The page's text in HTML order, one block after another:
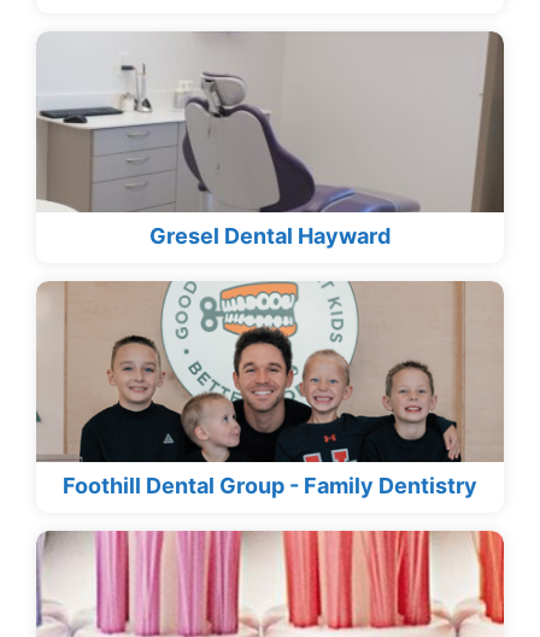
Gresel Dental Hayward
Foothill Dental Group - Family Dentistry